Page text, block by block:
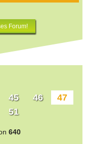
Forum!
45 46
47
51
640